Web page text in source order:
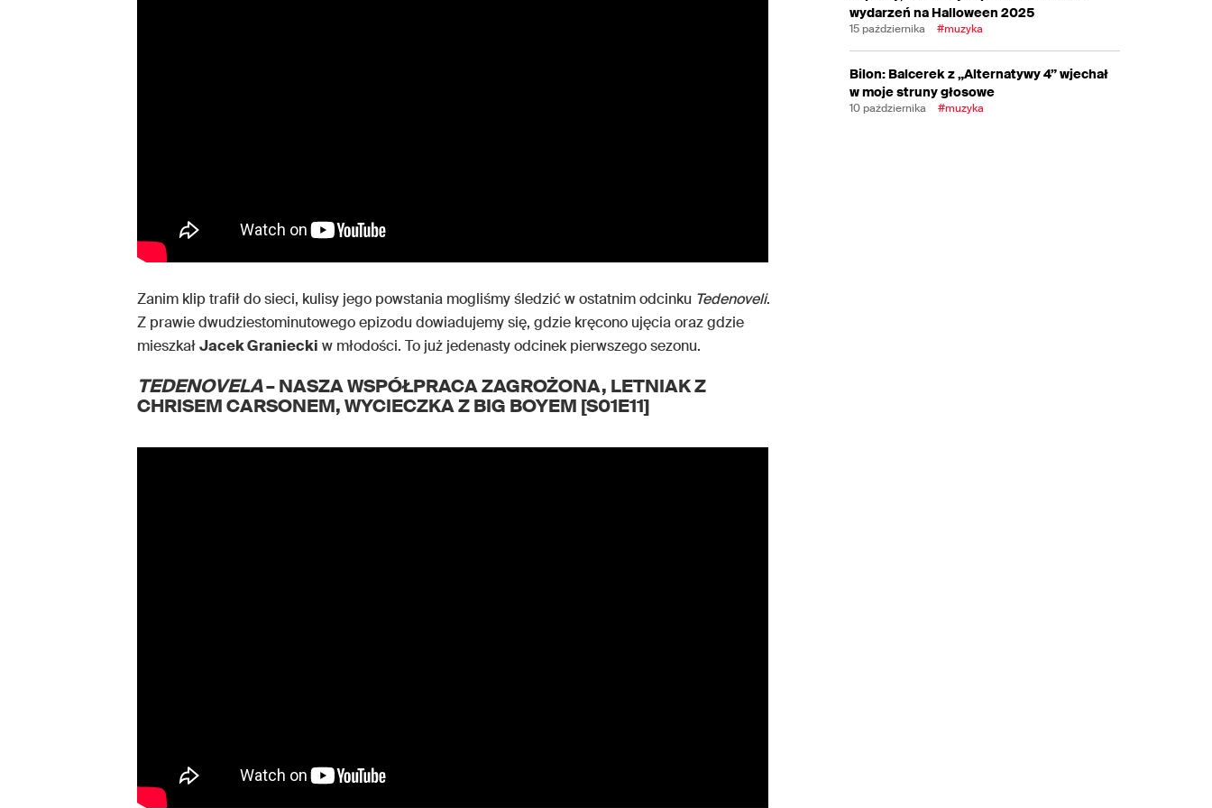
Zanim klip trafił do sieci, kulisy jego powstania mogliśmy śledzić w ostatnim odcinku Tedenoveli.
Z prawie dwudziestominutowego epizodu dowiadujemy się, gdzie kręcono ujęcia oraz gdzie
mieszkałJacek Graniecki w młodości. To już jedenasty odcinek pierwszego sezonu.
TEDENOVELA– NASZA WSPÓŁPRACA ZAGROŻONA, LETNIAK Z
CHRISEM CARSONEM, WYCIECZKA Z BIG BOYEM [S01E11]
wydarzeń na Halloween 2025
15 października #muzyka
Bilon: Balcerek z „Alternatywy 4” wjechał
w moje struny głosowe
10 października #muzyka